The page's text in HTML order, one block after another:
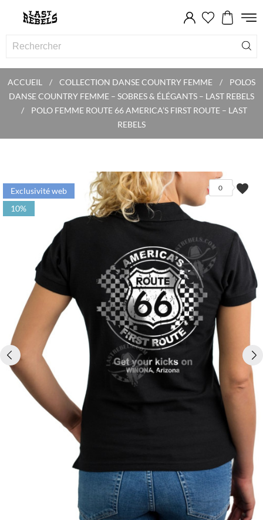
ACCUEIL COLLECTION DANSE COUNTRY FEMME
POLOS
DANSE COUNTRY FEMME – SOBRES & ÉLÉGANTS – LAST REBELS
POLO FEMME ROUTE 66 AMERICA’S FIRST ROUTE – LAST
REBELS
favorite
0
Exclusivité web
10%